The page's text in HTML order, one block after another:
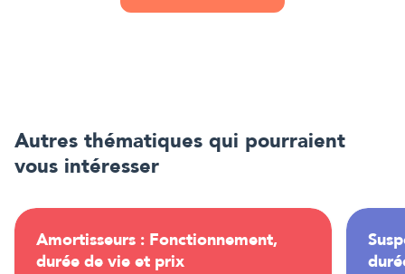
Autres thématiques qui pourraient
vous intéresser
Amortisseurs : Fonctionnement,
durée de vie et prix